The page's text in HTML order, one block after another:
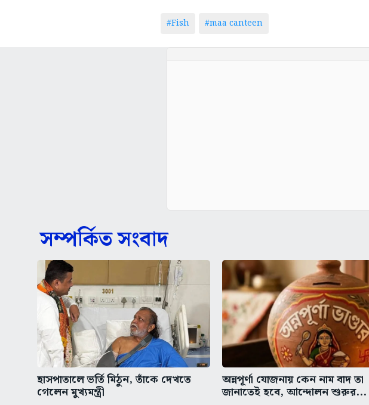
#Fish #maa canteen
সম্পর্কিত সংবাদ
হাসপাতালে ভর্তি মিঠুন, তাঁকে দেখতে
গেলেন মুখ্যমন্ত্রী
অন্নপূর্ণা যোজনায় কেন নাম বাদ তা
জানাতেই হবে, আন্দোলন শুরুর...